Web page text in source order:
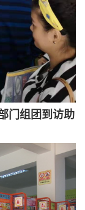
门组团到访助